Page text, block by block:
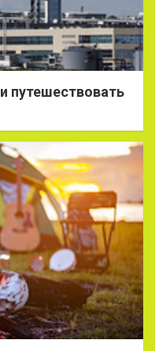
путешествовать